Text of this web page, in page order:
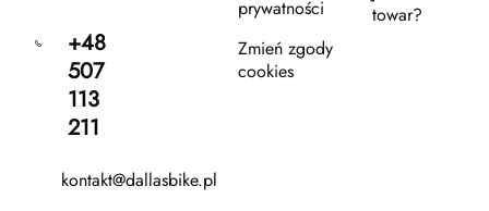
+48
507
113
211
kontakt@dallasbike.pl
prywatności
Zmień zgody
cookies
towar?